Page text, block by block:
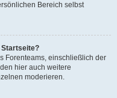
Bereich selbst
Startseite?
Forenteams, einschließlich der
hier auch weitere
moderieren.